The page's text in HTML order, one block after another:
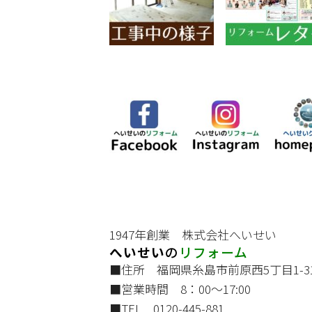
1947年創業 株式会社へいせい
へいせいの リフォーム
■住所 福岡県糸島市前原西5丁目1-
■営業時間 8：00～17:00
■TEL 0120-445-881